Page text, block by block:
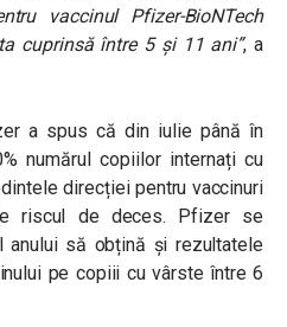
vaccinul Pfizer-BioNTech
cuprinsă între 5 și 11 ani”, a
a spus că din iulie până în
numărul copiilor internați cu
direcției pentru vaccinuri
riscul de deces. Pfizer se
anului să obțină și rezultatele
pe copiii cu vârste între 6